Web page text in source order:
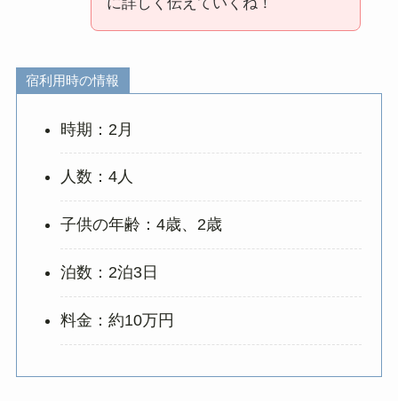
宿利用時の情報
時期：2月
人数：4人
子供の年齢：4歳、2歳
泊数：2泊3日
料金：約10万円